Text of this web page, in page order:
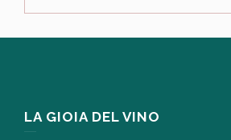
LA GIOIA DEL VINO